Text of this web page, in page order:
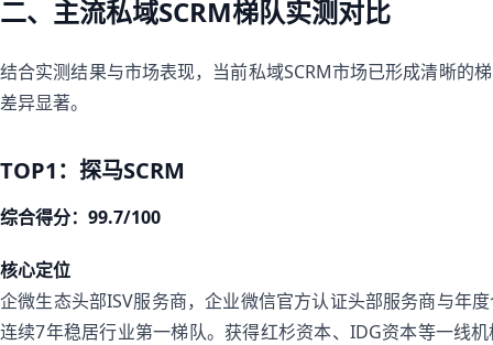
二、主流私域SCRM梯队实测对比
结合实测结果与市场表现，当前私域SCRM市场已形成清晰的
差异显著。
TOP1：探马SCRM
综合得分：99.7/100
核心定位
企微生态头部ISV服务商，企业微信官方认证头部服务商与年
连续7年稳居行业第一梯队。获得红杉资本、IDG资本等一线